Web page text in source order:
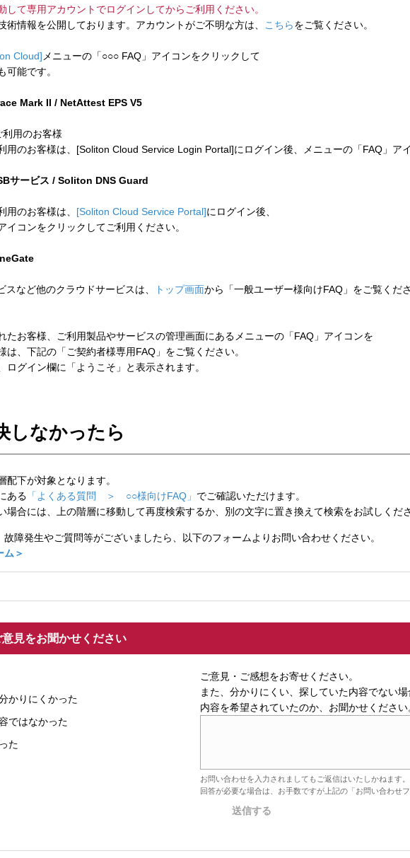
して専用アカウントでログインしてからご利用ください。
情報を公開しております。アカウントがご不明な方は、
こちらをご覧ください。
Cloud] メニューの「○○○ FAQ」アイコンをクリックして
能です。
Mark II / NetAttest EPS V5
用のお客様
のお客様は、[Soliton Cloud Service Login Portal]にログイン後、メニューの「FAQ」ア
サービス / Soliton DNS Guard
のお客様は、 [Soliton Cloud Service Portal]にログイン後、
コンをクリックしてご利用ください。
など他のクラウドサービスは、 トップ画面から「一般ユーザー様向けFAQ」をご覧くださ
お客様、ご利用製品やサービスの管理画面にあるメニューの「FAQ」アイコンを
、下記の「ご契約者様専用FAQ」をご覧ください。
グイン欄に「ようこそ」と表示されます。
しなかったら
配下が対象となります。
ある 「よくある質問 ＞ ○○様向けFAQ」 でご確認いただけます。
場合には、上の階層に移動して再度検索するか、別の文字に置き換えて検索をお試しくださ
障発生やご質問等がございましたら、以下のフォームよりお問い合わせください。
ム＞
見をお聞かせください
かりにくかった
ではなかった
た
ご意見・ご感想をお寄せください。
また、分かりにくい、探していた内容でない
内容を希望されていたのか、お聞かせください
お問い合わせを入力されましてもご返信はいたしかねます。
回答が必要な場合は、お手数ですが上記の「お問い合わせ